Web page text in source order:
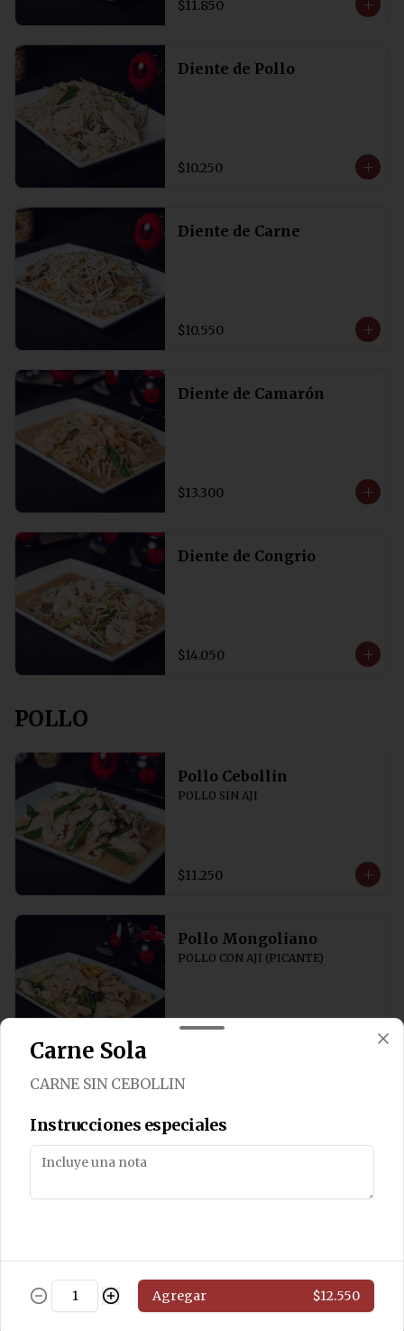
$11.850
Diente de Pollo
$10.250
Diente de Carne
$10.550
Diente de Camarón
$13.300
Diente de Congrio
$14.050
POLLO
Pollo Cebollin
POLLO SIN AJI
$11.250
Pollo Mongoliano
POLLO CON AJI (PICANTE)
Salteado de pollo sin cebollín
$11.800
Pollo Chung San
Salteado de pollo con algas y
champiñones
Carne Sola
CARNE SIN CEBOLLIN
Instrucciones especiales
Agregar $12.550